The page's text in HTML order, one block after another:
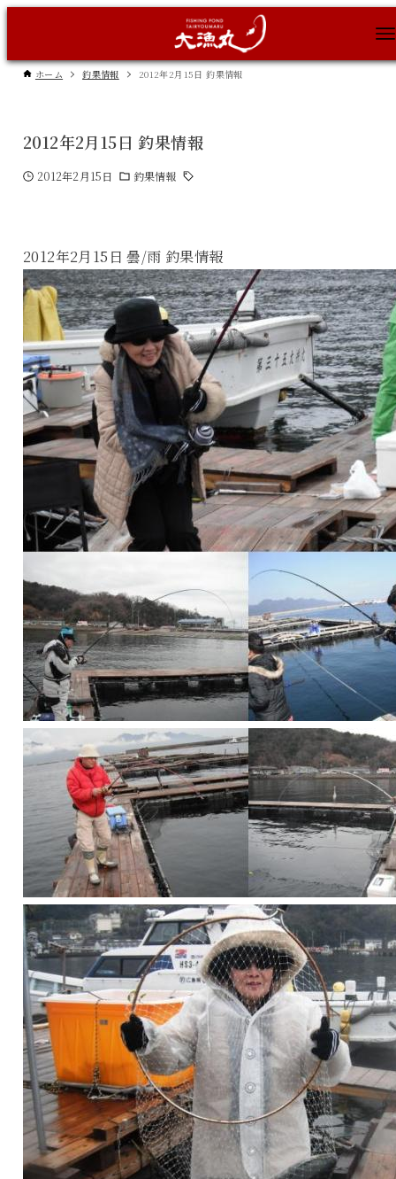
ホーム 釣果情報 2012年2月15日 釣果情報
2012年2月15日 釣果情報
2012年2月15日 釣果情報
2012年2月15日 曇/雨 釣果情報